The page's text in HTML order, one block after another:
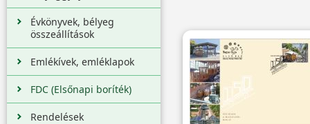
Évkönyvek, bélyeg
összeállítások
Emlékívek, emléklapok
FDC (Elsőnapi boríték)
Rendelések